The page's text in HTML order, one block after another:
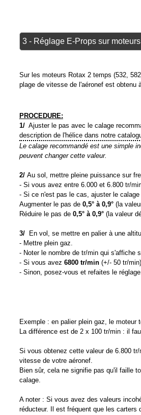
3 - Réglage E-Props sur
Sur les moteurs Rotax 2 temps (532,
plage de vitesse de l'aéronef est obtenu
PROCEDURE:
1/Ajuster le pas avec le calage
description de l'hélice dans notre
Le calage recommandé est une simple
peuvent changer cette valeur.
2/Au sol, mettre pleine puissance sur
- Si vous avez entre 6.000 et 6.800 tr/
- Si ce n'est pas le cas, ajuster le
Augmenter le pas de 0,5° à 0,9°(la
Réduire le pas de 0,5° à 0,9°(la valeur
3/En vol, se mettre en palier à une
- Mettre plein gaz.
- Noter le nombre de tr/min qui s'affiche
- Si vous avez 6800 tr/min(+/- 50 tr/
- Sinon, posez-vous et refaites le
Exemple : en palier plein gaz, le moteur
La différence est de 2 x 100 tr/min : il
Si vous obtenez cette valeur de 6.800
vitesse de votre aéronef.
Bien sûr, cela ne signifie pas qu'il faille
calage.
A noter : Si vous avez des valeurs
réducteur. Il est fréquent que les carters